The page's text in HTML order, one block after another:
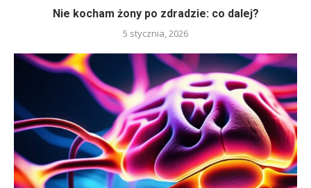
Nie kocham żony po zdradzie: co dalej?
5 stycznia, 2026